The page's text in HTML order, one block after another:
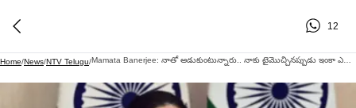
12
Home/News/NTV Telugu/